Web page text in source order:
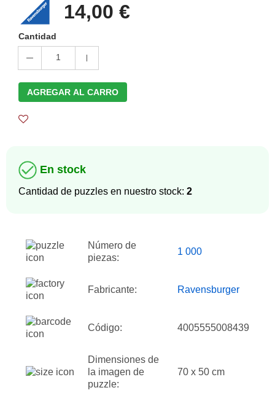
14,00 €
Cantidad
1
AGREGAR AL CARRO
En stock
Cantidad de puzzles en nuestro stock: 2
Número de
piezas:
1 000
Fabricante: Ravensburger
Código: 4005555008439
Dimensiones de
la imagen de
puzzle:
70 x 50 cm